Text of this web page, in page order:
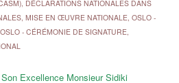
, DÉCLARATIONS NATIONALES DANS
, MISE EN ŒUVRE NATIONALE, OSLO -
OSLO - CÉRÉMONIE DE SIGNATURE,
Excellence Monsieur Sidiki